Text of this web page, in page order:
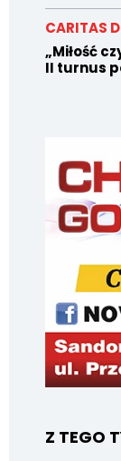
CARITAS
„Miłość
II turnus
Z TEGO